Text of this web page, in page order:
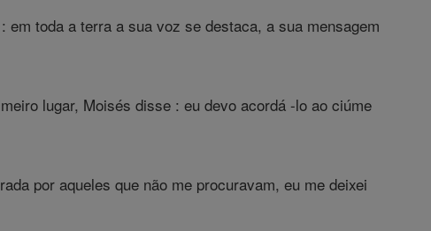
toda a terra a sua voz se destaca, a sua mensagem
lugar, Moisés disse : eu devo acordá -lo ao ciúme
por aqueles que não me procuravam, eu me deixei